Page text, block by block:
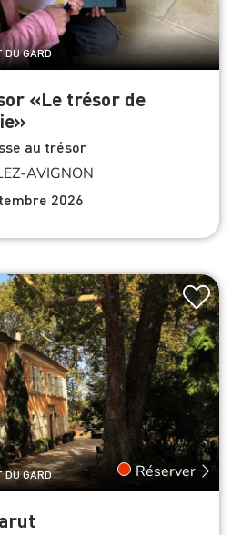
DU GARD
«Le trésor de
au trésor
AVIGNON
2026
DU GARD Réserver